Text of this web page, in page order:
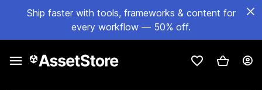
Ship faster with tools, frameworks & content for
every workflow — 50% off.